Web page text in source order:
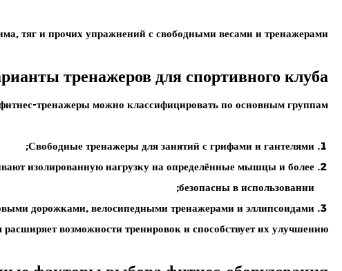
тяг и прочих упражнений с свободными весами и тренажерами.
тренажеров для спортивного клуба
тренажеры можно классифицировать по основным группам.
Свободные тренажеры для занятий с грифами и гантелями;
изолированную нагрузку на определённые мышцы и более
безопасны в использовании;
дорожками, велосипедными тренажерами и эллипсоидами.
расширяет возможности тренировок и способствует их улучшению.